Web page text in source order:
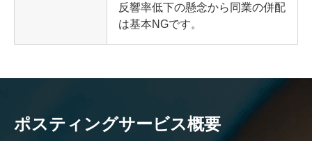
反響率低下の懸念から同業の併配
は基本NGです。
ポスティングサービス概要